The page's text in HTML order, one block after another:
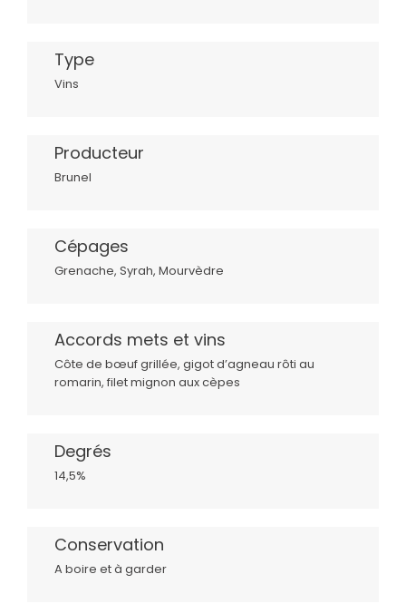
Type
Vins
Producteur
Brunel
Cépages
Grenache, Syrah, Mourvèdre
Accords mets et vins
Côte de bœuf grillée, gigot d’agneau rôti au
romarin, filet mignon aux cèpes
Degrés
14,5%
Conservation
A boire et à garder